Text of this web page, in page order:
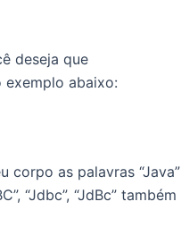
deseja que
abaixo:
corpo as palavras “Java”
“Jdbc”, “JdBc” também